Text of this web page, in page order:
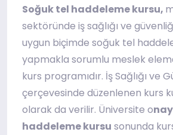
Soğuk tel haddeleme kursu,
sektöründe iş sağlığı ve
uygun biçimde soğuk tel
yapmakla sorumlu meslek
kurs programıdır. İş Sağlığı ve
çerçevesinde düzenlenen kurs
olarak da verilir. Üniversite o
haddeleme kursu sonunda